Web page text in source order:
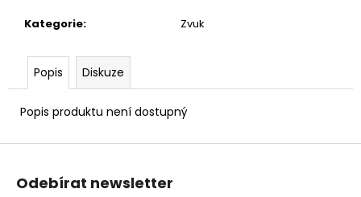
Kategorie: Zvuk
Popis Diskuze
Popis produktu není dostupný
Z
Odebírat newsletter